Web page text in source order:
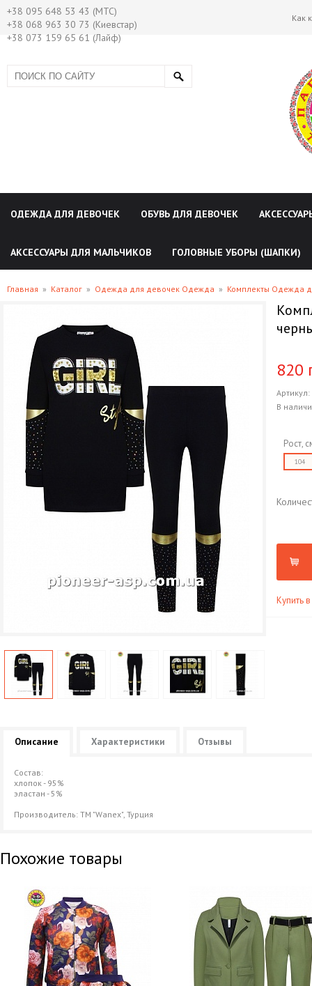
+38 095 648 53 43 (МТС)
+38 068 963 30 73 (Киевстар)
+38 073 159 65 61 (Лайф)
Как
ОДЕЖДА ДЛЯ ДЕВОЧЕК ОБУВЬ ДЛЯ ДЕВОЧЕК
АКСЕССУАРЫ ДЛЯ МАЛЬЧИКОВ ГОЛОВНЫЕ УБОРЫ (ШАПКИ)
Главная » Каталог » Одежда для девочек Одежда » Комплекты Одежда
820
Артикул:
В
Рост,
104
Купить
Описание Характеристики Отзывы
Состав:
хлопок - 95%
эластан - 5%
Производитель: ТМ "Wanex", Турция
Похожие товары